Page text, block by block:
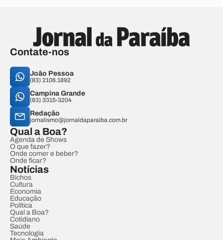
Contate-nos
João Pessoa
(83) 2106.1892
Campina Grande
(83) 3315-3204
Redação
jornalismo@jornaldaparaiba.com.br
Qual a Boa?
Agenda de Shows
O que fazer?
Onde comer e beber?
Onde ficar?
Notícias
Bichos
Cultura
Economia
Educação
Política
Qual a Boa?
Cotidiano
Saúde
Tecnologia